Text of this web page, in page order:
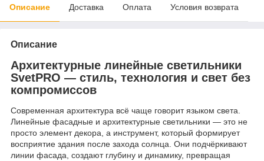
Описание Доставка Оплата Условия возврата
Описание
Архитектурные линейные светильники
SvetPRO — стиль, технология и свет без
компромиссов
Современная архитектура всё чаще говорит языком света.
Линейные фасадные и архитектурные светильники — это не
просто элемент декора, а инструмент, который формирует
восприятие здания после захода солнца. Они подчёркивают
линии фасада, создают глубину и динамику, превращая